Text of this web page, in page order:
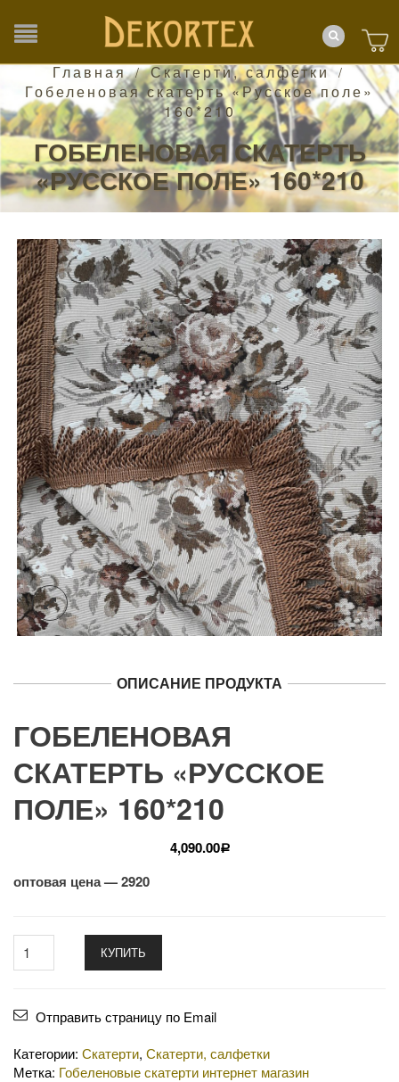
Главная / Скатерти, салфетки /
Гобеленовая скатерть «Русское поле»
160*210
ГОБЕЛЕНОВАЯ СКАТЕРТЬ
«РУССКОЕ ПОЛЕ» 160*210
ОПИСАНИЕ ПРОДУКТА
ГОБЕЛЕНОВАЯ
СКАТЕРТЬ «РУССКОЕ
ПОЛЕ» 160*210
4,090.00Р
оптовая цена — 2920
КУПИТЬ
Отправить страницу по Email
Категории: Скатерти, Скатерти, салфетки
Метка: Гобеленовые скатерти интернет магазин